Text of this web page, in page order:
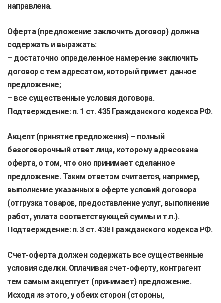
направлена.
Оферта (предложение заключить договор) должна
содержать и выражать:
– достаточно определенное намерение заключить
договор с тем адресатом, который примет данное
предложение;
– все существенные условия договора.
Подтверждение: п. 1 ст. 435 Гражданского кодекса РФ.
Акцепт (принятие предложения) – полный
безоговорочный ответ лица, которому адресована
оферта, о том, что оно принимает сделанное
предложение. Таким ответом считается, например,
выполнение указанных в оферте условий договора
(отгрузка товаров, предоставление услуг, выполнение
работ, уплата соответствующей суммы и т.п.).
Подтверждение: п. 3 ст. 438 Гражданского кодекса РФ.
Счет-оферта должен содержать все существенные
условия сделки. Оплачивая счет-оферту, контрагент
тем самым акцептует (принимает) предложение.
Исходя из этого, у обеих сторон (стороны,